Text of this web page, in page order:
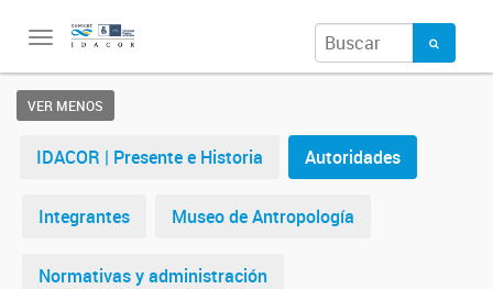
Toggle
VER MENOS
IDACOR | Presente e Historia Autoridades
Integrantes Museo de Antropología
Normativas y administración